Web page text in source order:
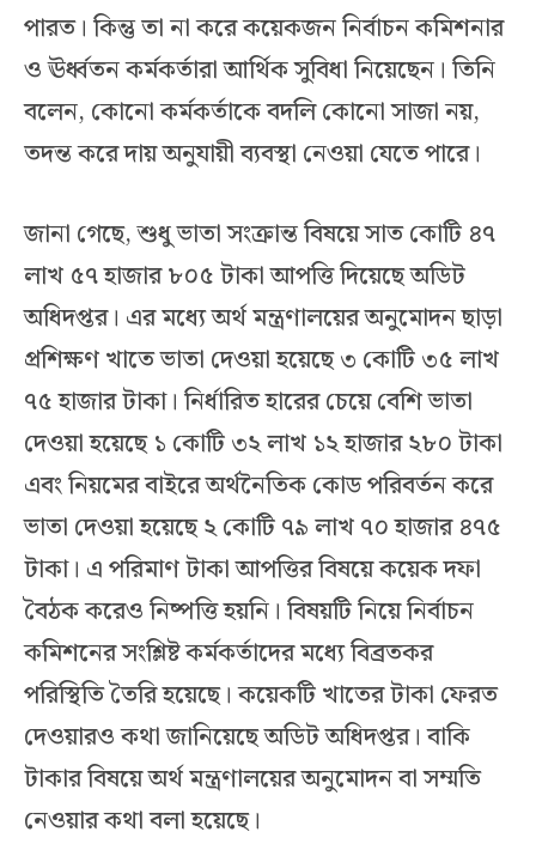
পারত। কিন্তু তা না করে কয়েকজন নির্বাচন কমিশনার
ও ঊর্ধ্বতন কর্মকর্তারা আর্থিক সুবিধা নিয়েছেন। তিনি
বলেন, কোনো কর্মকর্তাকে বদলি কোনো সাজা নয়,
তদন্ত করে দায় অনুযায়ী ব্যবস্থা নেওয়া যেতে পারে।
জানা গেছে, শুধু ভাতা সংক্রান্ত বিষয়ে সাত কোটি ৪৭
লাখ ৫৭ হাজার ৮০৫ টাকা আপত্তি দিয়েছে অডিট
অধিদপ্তর। এর মধ্যে অর্থ মন্ত্রণালয়ের অনুমোদন ছাড়া
প্রশিক্ষণ খাতে ভাতা দেওয়া হয়েছে ৩ কোটি ৩৫ লাখ
৭৫ হাজার টাকা। নির্ধারিত হারের চেয়ে বেশি ভাতা
দেওয়া হয়েছে ১ কোটি ৩২ লাখ ১২ হাজার ২৮০ টাকা
এবং নিয়মের বাইরে অর্থনৈতিক কোড পরিবর্তন করে
ভাতা দেওয়া হয়েছে ২ কোটি ৭৯ লাখ ৭০ হাজার ৪৭৫
টাকা। এ পরিমাণ টাকা আপত্তির বিষয়ে কয়েক দফা
বৈঠক করেও নিষ্পত্তি হয়নি। বিষয়টি নিয়ে নির্বাচন
কমিশনের সংশ্লিষ্ট কর্মকর্তাদের মধ্যে বিব্রতকর
পরিস্থিতি তৈরি হয়েছে। কয়েকটি খাতের টাকা ফেরত
দেওয়ারও কথা জানিয়েছে অডিট অধিদপ্তর। বাকি
টাকার বিষয়ে অর্থ মন্ত্রণালয়ের অনুমোদন বা সম্মতি
নেওয়ার কথা বলা হয়েছে।